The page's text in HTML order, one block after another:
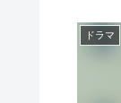
ドラマ